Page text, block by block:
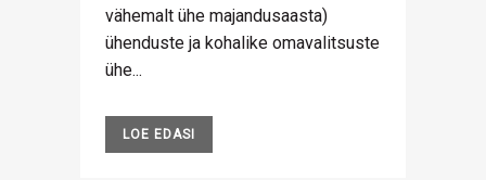
vähemalt ühe majandusaasta)
ühenduste ja kohalike omavalitsuste
ühe...
LOE EDASI